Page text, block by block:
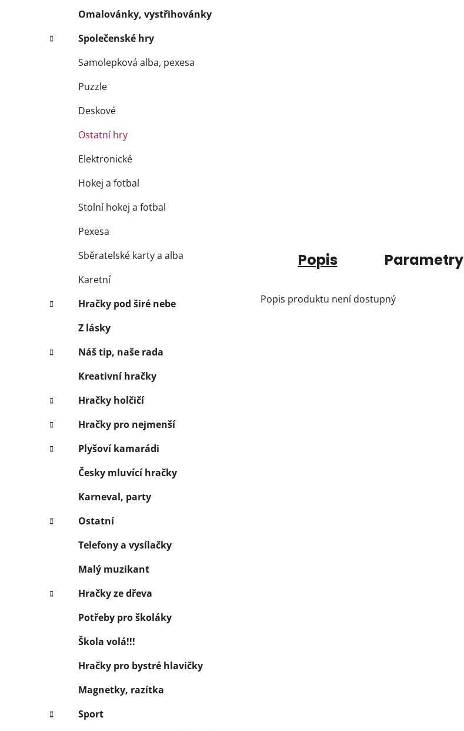
Omalovánky, vystřihovánky
Společenské hry
Samolepková alba, pexesa
Puzzle
Deskové
Ostatní hry
Elektronické
Hokej a fotbal
Stolní hokej a fotbal
Pexesa
Sběratelské karty a alba
Karetní
Hračky pod širé nebe
Z lásky
Náš tip, naše rada
Kreativní hračky
Hračky holčičí
Hračky pro nejmenší
Plyšoví kamarádi
Česky mluvící hračky
Karneval, party
Ostatní
Telefony a vysílačky
Malý muzikant
Hračky ze dřeva
Potřeby pro školáky
Škola volá!!!
Hračky pro bystré hlavičky
Magnetky, razítka
Sport
Popis Parametry
Popis produktu není dostupný